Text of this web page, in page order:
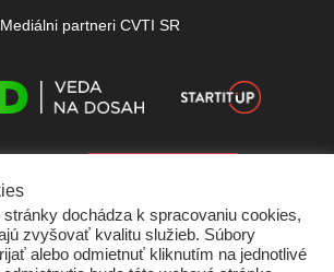
Mediálni partneri CVTI SR
stránky dochádza k spracovaniu cookies,
zvyšovať kvalitu služieb. Súbory
alebo odmietnuť kliknutím na jednotlivé